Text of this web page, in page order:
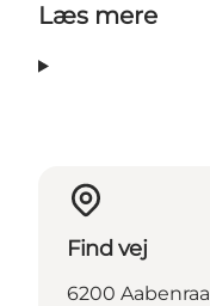
Læs mere
Find vej
6200 Aabenraa